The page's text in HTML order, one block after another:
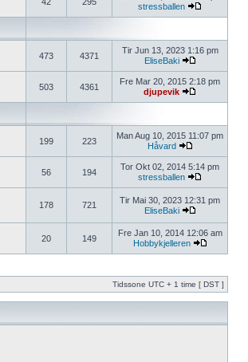
stressballen
473 4371
Tir Jun 13, 2023 1:16 pm
EliseBaki
503 4361
Fre Mar 20, 2015 2:18 pm
djupevik
199 223
Man Aug 10, 2015 11:07 pm
Håvard
56 194
Tor Okt 02, 2014 5:14 pm
stressballen
178 721
Tir Mai 30, 2023 12:31 pm
EliseBaki
20 149
Fre Jan 10, 2014 12:06 am
Hobbykjelleren
Tidssone UTC + 1 time [ DST ]